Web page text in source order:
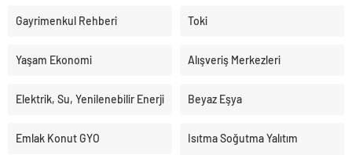
Gayrimenkul Rehberi Toki
Yaşam Ekonomi Alışveriş Merkezleri
Elektrik, Su, Yenilenebilir Enerji Beyaz Eşya
Emlak Konut GYO Isıtma Soğutma Yalıtım